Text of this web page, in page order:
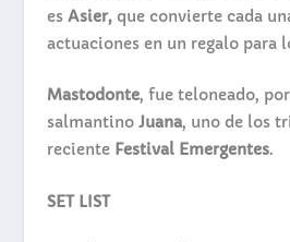
es Asier, que convierte cada
actuaciones en un regalo para
Mastodonte, fue teloneado,
salmantino Juana, uno de los
reciente Festival Emergentes.
SET LIST